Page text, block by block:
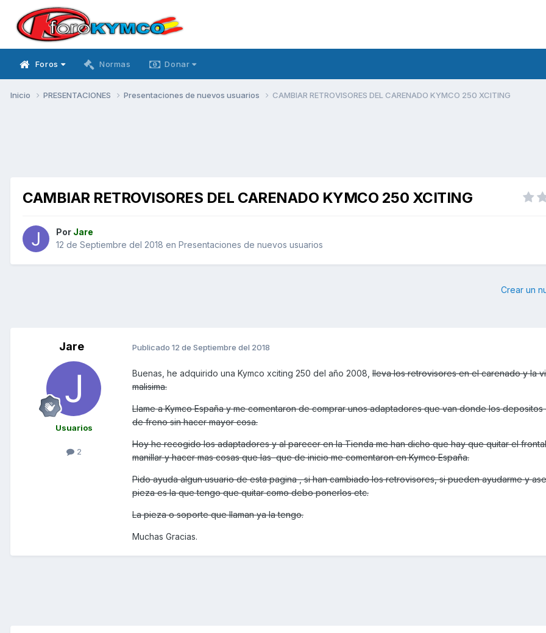
Foros Normas Donar
Inicio PRESENTACIONES Presentaciones de nuevos usuarios CAMBIAR RETROVISORES DEL CARENADO KYMCO 250 XCITING
CAMBIAR RETROVISORES DEL CARENADO KYMCO 250 XCITING
Por Jare
12 de Septiembre del 2018 en Presentaciones de nuevos usuarios
Crear un
Jare
Usuarios
2
Publicado 12 de Septiembre del 2018
Buenas, he adquirido una Kymco xciting 250 del año 2008, lleva los retrovisores en el carenado y la
malisima.
Llame a Kymco España y me comentaron de comprar unos adaptadores que van donde los
de freno sin hacer mayor cosa.
Hoy he recogido los adaptadores y al parecer en la Tienda me han dicho que hay que quitar el
manillar y hacer mas cosas que las que de inicio me comentaron en Kymco España.
Pido ayuda algun usuario de esta pagina , si han cambiado los retrovisores, si pueden ayudarme y
pieza es la que tengo que quitar como debo ponerlos etc.
La pieza o soporte que llaman ya la tengo.
Muchas Gracias.